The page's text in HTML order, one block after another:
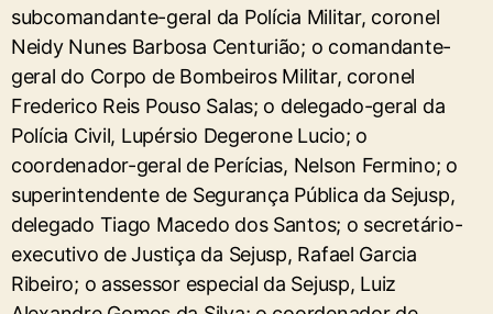
subcomandante-geral da Polícia Militar, coronel
Neidy Nunes Barbosa Centurião; o comandante-
geral do Corpo de Bombeiros Militar, coronel
Frederico Reis Pouso Salas; o delegado-geral da
Polícia Civil, Lupérsio Degerone Lucio; o
coordenador-geral de Perícias, Nelson Fermino; o
superintendente de Segurança Pública da Sejusp,
delegado Tiago Macedo dos Santos; o secretário-
executivo de Justiça da Sejusp, Rafael Garcia
Ribeiro; o assessor especial da Sejusp, Luiz